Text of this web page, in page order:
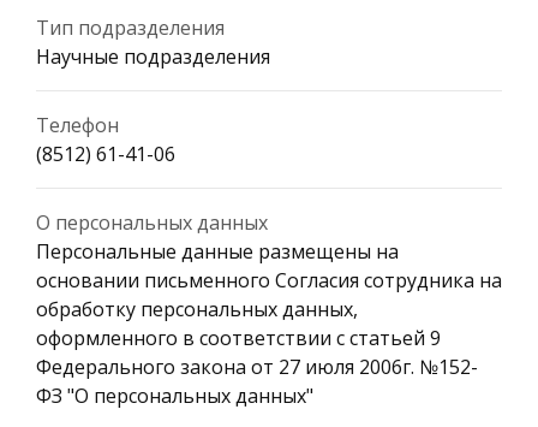
Тип подразделения
Научные подразделения
Телефон
(8512) 61-41-06
О персональных данных
Персональные данные размещены на
основании письменного Согласия сотрудника на
обработку персональных данных,
оформленного в соответствии с статьей 9
Федерального закона от 27 июля 2006г. №152-
ФЗ "О персональных данных"